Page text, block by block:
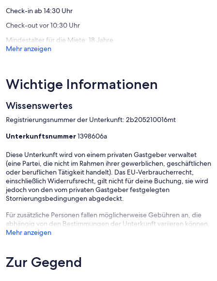
Check-in ab 14:30 Uhr
Check-out vor 10:30 Uhr
Mindestalter für die Miete: 18 Jahre
Mehr anzeigen
Wichtige Informationen
Wissenswertes
Registrierungsnummer der Unterkunft: 2b205210016mt
Unterkunftsnummer1398606a
Diese Unterkunft wird von einem privaten Gastgeber verwaltet
(eine Partei, die nicht im Rahmen ihrer gewerblichen, geschäftlichen
oder beruflichen Tätigkeit handelt). Das EU-Verbraucherrecht,
einschließlich Widerrufsrecht, gilt nicht für deine Buchung, sie wird
jedoch von den vom privaten Gastgeber festgelegten
Stornierungsbedingungen abgedeckt.
Für zusätzliche Personen fallen möglicherweise Gebühren an, die
abhängig von den Bestimmungen der Unterkunft variieren können.
Mehr anzeigen
Zur Gegend